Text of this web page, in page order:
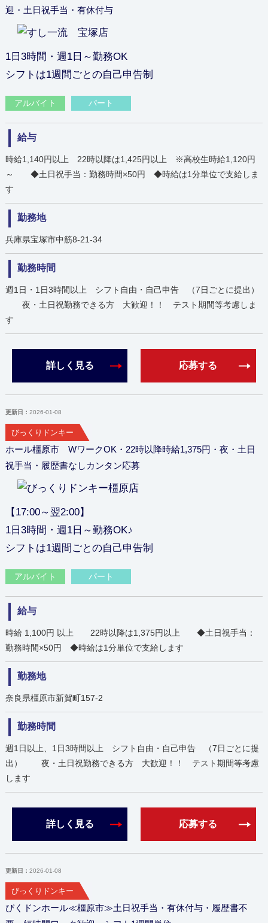
迎・土日祝手当・有休付与
1日3時間・週1日～勤務OK
シフトは1週間ごとの自己申告制
アルバイト パート
給与
時給1,140円以上 22時以降は1,425円以上 ※高校生時給1,120円
～ ◆土日祝手当：勤務時間×50円 ◆時給は1分単位で支給しま
す
勤務地
兵庫県宝塚市中筋8-21-34
勤務時間
週1日・1日3時間以上 シフト自由・自己申告 （7日ごとに提出）
夜・土日祝勤務できる方 大歓迎！！ テスト期間等考慮しま
す
詳しく見る 応募する
更新日： 2026-01-08
びっくりドンキー
ホール橿原市 WワークOK・22時以降時給1,375円・夜・土日
祝手当・履歴書なしカンタン応募
【17:00～翌2:00】
1日3時間・週1日～勤務OK♪
シフトは1週間ごとの自己申告制
アルバイト パート
給与
時給 1,100円 以上 22時以降は1,375円以上 ◆土日祝手当：
勤務時間×50円 ◆時給は1分単位で支給します
勤務地
奈良県橿原市新賀町157-2
勤務時間
週1日以上、1日3時間以上 シフト自由・自己申告 （7日ごとに提
出） 夜・土日祝勤務できる方 大歓迎！！ テスト期間等考慮
します
詳しく見る 応募する
更新日： 2026-01-08
びっくりドンキー
びくドンホール≪橿原市≫土日祝手当・有休付与・履歴書不